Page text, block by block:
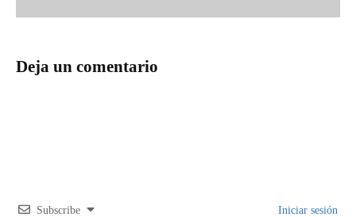
Deja un comentario
Subscribe Iniciar sesión